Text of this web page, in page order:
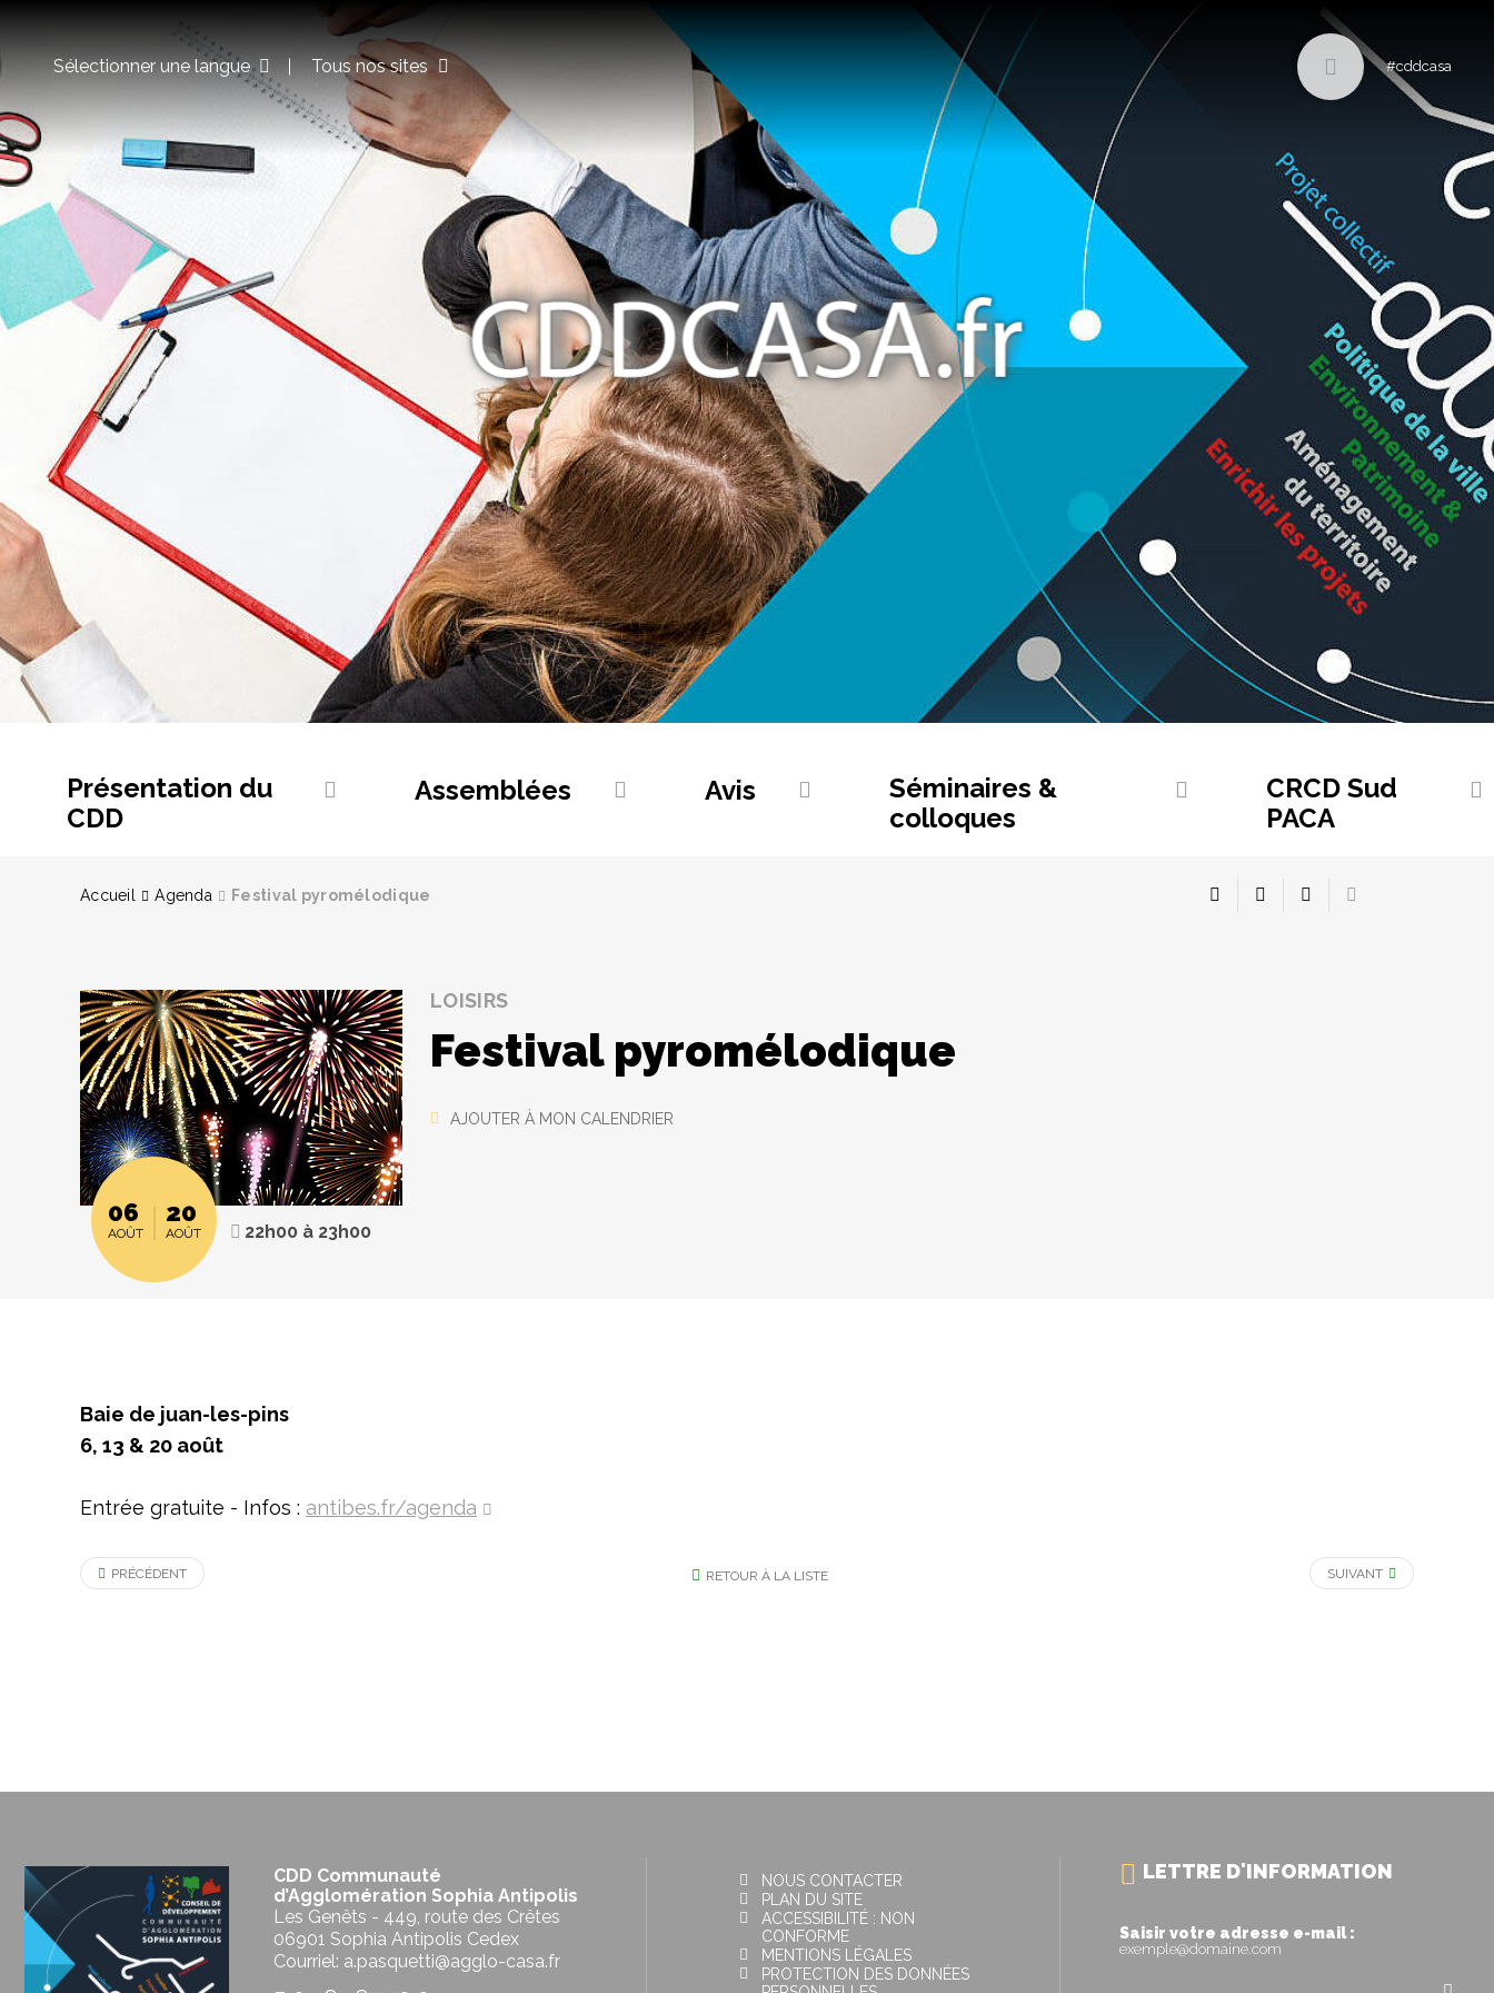
Sélectionner une langue Tous nos sites #cddcasa
Présentation du
CDD
Assemblées Avis
Séminaires &
colloques
CRCD Sud
PACA
Accueil Agenda Festival pyromélodique
06
AOÛT
20
AOÛT 22h00 à 23h00
LOISIRS
Festival pyromélodique
AJOUTER À MON CALENDRIER
Baie de juan-les-pins
6, 13 & 20 août
Entrée gratuite - Infos : antibes.fr/agenda
PRÉCÉDENT RETOUR À LA LISTE SUIVANT
CDD Communauté
d’Agglomération Sophia Antipolis
Les Genêts - 449, route des Crêtes
06901 Sophia Antipolis Cedex
Courriel: a.pasquetti@agglo-casa.fr
NOUS CONTACTER
PLAN DU SITE
ACCESSIBILITÉ : NON
CONFORME
MENTIONS LÉGALES
PROTECTION DES DONNÉES
LETTRE D'INFORMATION
Saisir votre adresse e-mail :
exemple@domaine.com